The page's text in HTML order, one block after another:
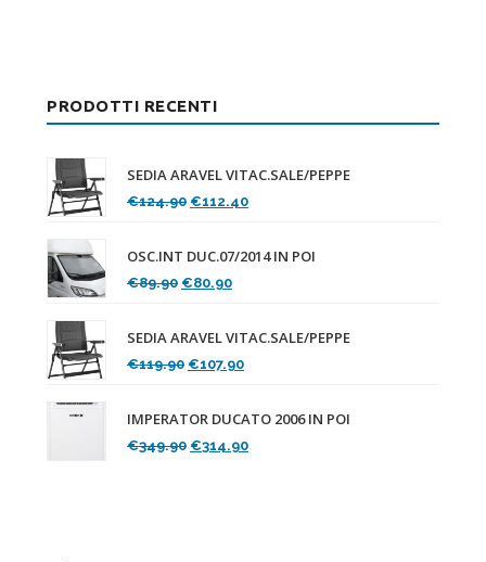
PRODOTTI RECENTI
SEDIA ARAVEL VITAC.SALE/PEPPE
€124.90 Il
era:
€124.90.
€112.40Il
è:
OSC.INT DUC.07/2014 IN POI
€89.90 Il
era:
€89.90.
€80.90Il
è:
€80.90.
SEDIA ARAVEL VITAC.SALE/PEPPE
€119.90 Il
era:
€119.90.
€107.90Il
è:
€107.90.
IMPERATOR DUCATO 2006 IN POI
€349.90 Il
€314.90Il